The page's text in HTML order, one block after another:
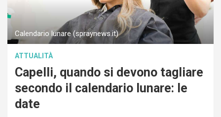
Calendario lunare (spraynews.it)
ATTUALITÀ
Capelli, quando si devono tagliare
secondo il calendario lunare: le
date